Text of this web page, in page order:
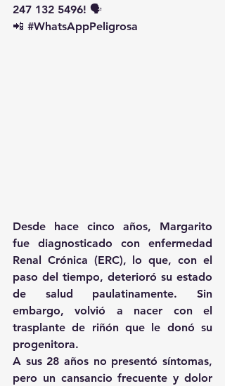
247 132 5496! 🗣️
📲 #WhatsAppPeligrosa
Desde hace cinco años, Margarito
fue diagnosticado con enfermedad
Renal Crónica (ERC), lo que, con el
paso del tiempo, deterioró su estado
de salud paulatinamente. Sin
embargo, volvió a nacer con el
trasplante de riñón que le donó su
progenitora.
A sus 28 años no presentó síntomas,
pero un cansancio frecuente y dolor